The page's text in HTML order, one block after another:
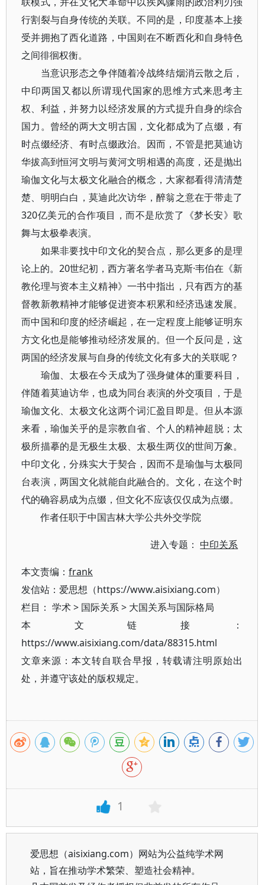
行割裂与自身传统的关联。不同的是，印度基本上接
受并拥抱了西化道路，中国则在不断西化和自身特色
之间徘徊权衡。
当意识形态之争伴随着冷战终结烟消云散之后，
中印两国又都以所谓现代国家的思维方式来思考主
权、利益，并努力以经济发展的方式提升自身的综合
国力。曾经的两大文明古国，文化都成为了点缀，有
时点缀经济、有时点缀政治。因而，不管是把莫迪访
华拔高到恒河文明与黄河文明相遇的高度，还是抛出
瑜伽文化与太极文化融合的概念，大家都看得清清楚
楚、明明白白，莫迪此次访华，醉翁之意在于带走了
320亿美元的合作项目，而不是欣赏了《梦长安》歌
舞与太极拳表演。
如果非要找中印文化的契合点，那么更多的是理
论上的。20世纪初，西方著名学者马克斯·韦伯在《新
教伦理与资本主义精神》一书中指出，只有西方的基
督教新教精神才能够促进资本积累和经济迅速发展。
而中国和印度的经济崛起，在一定程度上能够证明东
方文化也是能够推动经济发展的。但一个反问是，这
两国的经济发展与自身的传统文化有多大的关联呢？
瑜伽、太极在今天成为了强身健体的重要科目，
伴随着莫迪访华，也成为同台表演的外交项目，于是
瑜伽文化、太极文化这两个词汇盈目即是。但从本源
来看，瑜伽关乎的是宗教自省、个人的精神超脱；太
极所描摹的是无极生太极、太极生两仪的世间万象。
中印文化，分殊实大于契合，因而不是瑜伽与太极同
台表演，两国文化就能自此融合的。文化，在这个时
代的确容易成为点缀，但文化不应该仅仅成为点缀。
作者任职于中国吉林大学公共外交学院
进入专题：中印关系
本文责编： frank
发信站：爱思想（https://www.aisixiang.com）
栏目： 学术> 国际关系> 大国关系与国际格局
本文链接：
https://www.aisixiang.com/data/88315.html
文章来源：本文转自联合早报，转载请注明原始出
处，并遵守该处的版权规定。
1
爱思想（aisixiang.com）网站为公益纯学术网
站，旨在推动学术繁荣、塑造社会精神。